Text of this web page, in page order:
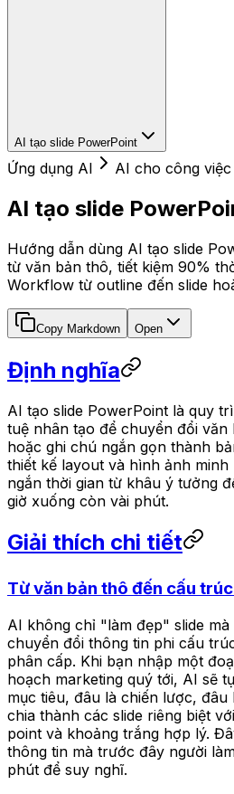
AI tạo slide PowerPoint
Ứng dụng AI AI cho công việc
AI tạo slide
Hướng dẫn dùng AI tạo slide
từ văn bản thô, tiết kiệm 90%
Workflow từ outline đến slide
Copy Markdown Open
Định nghĩa
AI tạo slide PowerPoint là quy
tuệ nhân tạo để chuyển đổi văn
hoặc ghi chú ngắn gọn thành
thiết kế layout và hình ảnh
ngắn thời gian từ khâu ý tưởng
giờ xuống còn vài phút.
Giải thích chi tiết
Từ văn bản thô đến cấu
AI không chỉ "làm đẹp" slide
chuyển đổi thông tin phi cấu
phân cấp. Khi bạn nhập một
hoạch marketing quý tới, AI sẽ
mục tiêu, đâu là chiến lược,
chia thành các slide riêng biệt
point và khoảng trắng hợp lý.
thông tin mà trước đây người
phút để suy nghĩ.